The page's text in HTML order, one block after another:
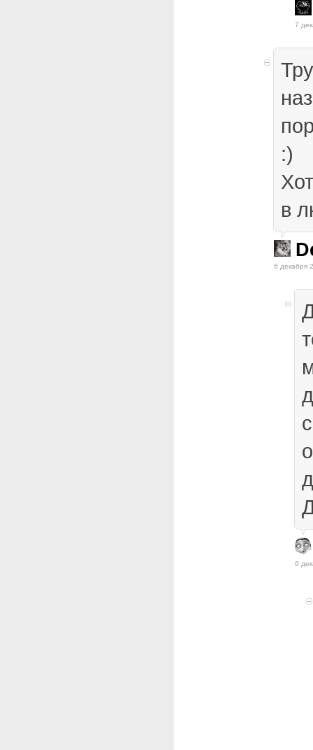
7
:)
в
6 декабря
6